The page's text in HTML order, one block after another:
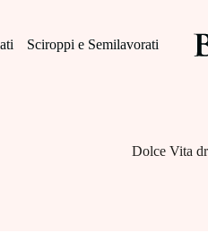
Sciroppi e Semilavorati
Dolce Vita